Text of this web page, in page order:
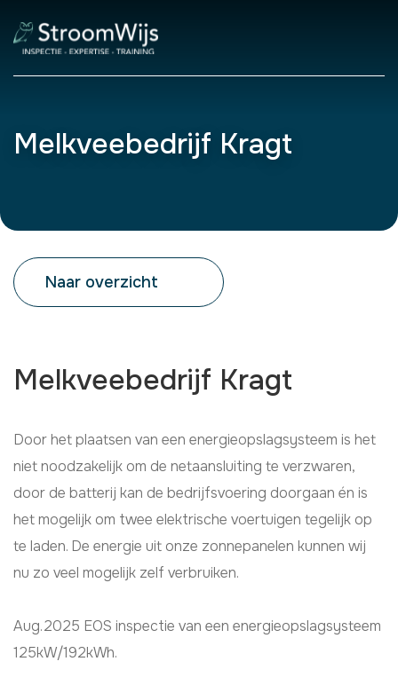
Melkveebedrijf Kragt
Naar overzicht
Melkveebedrijf Kragt
Door het plaatsen van een energieopslagsysteem is het
niet noodzakelijk om de netaansluiting te verzwaren,
door de batterij kan de bedrijfsvoering doorgaan én is
het mogelijk om twee elektrische voertuigen tegelijk op
te laden. De energie uit onze zonnepanelen kunnen wij
nu zo veel mogelijk zelf verbruiken.
Aug.2025 EOS inspectie van een energieopslagsysteem
125kW/192kWh.